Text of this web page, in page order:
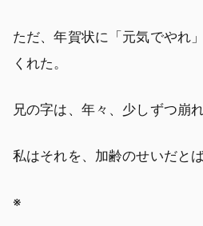
ただ、年賀状に「元気でやれ
くれた。
兄の字は、年々、少しずつ崩
私はそれを、加齢のせいだと
※